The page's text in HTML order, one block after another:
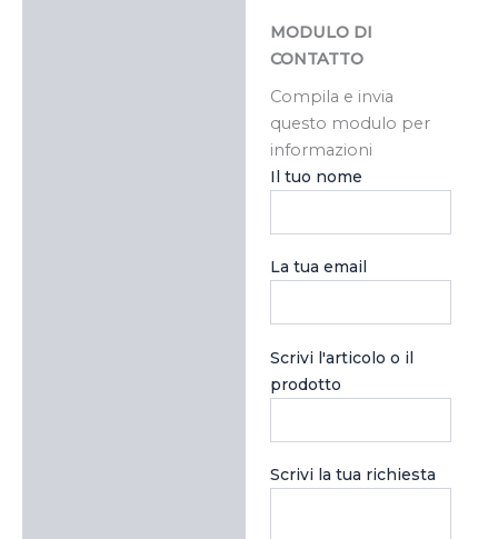
MODULO DI
CONTATTO
Compila e invia
questo modulo per
informazioni
Il tuo nome
La tua email
Scrivi l'articolo o il
prodotto
Scrivi la tua richiesta